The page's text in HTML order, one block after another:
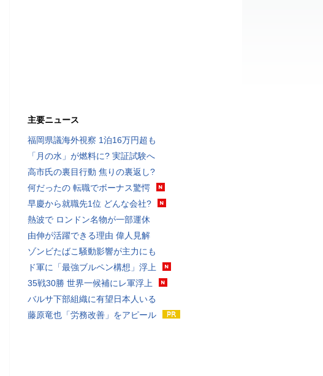
主要ニュース
福岡県議海外視察 1泊16万円超も
「月の水」が燃料に? 実証試験へ
高市氏の裏目行動 焦りの裏返し?
何だったの 転職でボーナス驚愕
早慶から就職先1位 どんな会社?
熱波で ロンドン名物が一部運休
由伸が活躍できる理由 偉人見解
ゾンビたばこ騒動影響が主力にも
ド軍に「最強ブルペン構想」浮上
35戦30勝 世界一候補にレ軍浮上
バルサ下部組織に有望日本人いる
藤原竜也「労務改善」をアピール